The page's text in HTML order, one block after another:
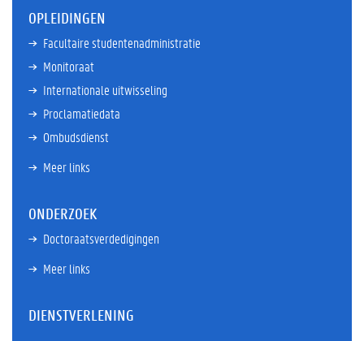
OPLEIDINGEN
Facultaire studentenadministratie
Monitoraat
Internationale uitwisseling
Proclamatiedata
Ombudsdienst
Meer links
ONDERZOEK
Doctoraatsverdedigingen
Meer links
DIENSTVERLENING